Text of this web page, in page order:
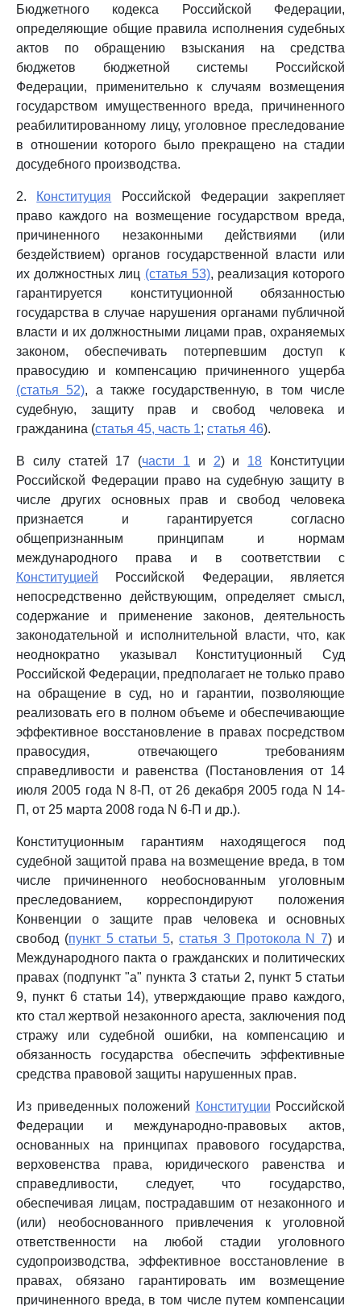
Бюджетного кодекса Российской Федерации,
определяющие общие правила исполнения судебных
актов по обращению взыскания на средства
бюджетов бюджетной системы Российской
Федерации, применительно к случаям возмещения
государством имущественного вреда, причиненного
реабилитированному лицу, уголовное преследование
в отношении которого было прекращено на стадии
досудебного производства.
2. Конституция Российской Федерации закрепляет
право каждого на возмещение государством вреда,
причиненного незаконными действиями (или
бездействием) органов государственной власти или
их должностных лиц (статья 53), реализация которого
гарантируется конституционной обязанностью
государства в случае нарушения органами публичной
власти и их должностными лицами прав, охраняемых
законом, обеспечивать потерпевшим доступ к
правосудию и компенсацию причиненного ущерба
(статья 52), а также государственную, в том числе
судебную, защиту прав и свобод человека и
гражданина (статья 45, часть 1; статья 46).
В силу статей 17 (части 1 и 2) и 18 Конституции
Российской Федерации право на судебную защиту в
числе других основных прав и свобод человека
признается и гарантируется согласно
общепризнанным принципам и нормам
международного права и в соответствии с
Конституцией Российской Федерации, является
непосредственно действующим, определяет смысл,
содержание и применение законов, деятельность
законодательной и исполнительной власти, что, как
неоднократно указывал Конституционный Суд
Российской Федерации, предполагает не только право
на обращение в суд, но и гарантии, позволяющие
реализовать его в полном объеме и обеспечивающие
эффективное восстановление в правах посредством
правосудия, отвечающего требованиям
справедливости и равенства (Постановления от 14
июля 2005 года N 8-П, от 26 декабря 2005 года N 14-
П, от 25 марта 2008 года N 6-П и др.).
Конституционным гарантиям находящегося под
судебной защитой права на возмещение вреда, в том
числе причиненного необоснованным уголовным
преследованием, корреспондируют положения
Конвенции о защите прав человека и основных
свобод (пункт 5 статьи 5,статья 3 Протокола N 7) и
Международного пакта о гражданских и политических
правах (подпункт "а" пункта 3 статьи 2, пункт 5 статьи
9, пункт 6 статьи 14), утверждающие право каждого,
кто стал жертвой незаконного ареста, заключения под
стражу или судебной ошибки, на компенсацию и
обязанность государства обеспечить эффективные
средства правовой защиты нарушенных прав.
Из приведенных положений Конституции Российской
Федерации и международно-правовых актов,
основанных на принципах правового государства,
верховенства права, юридического равенства и
справедливости, следует, что государство,
обеспечивая лицам, пострадавшим от незаконного и
(или) необоснованного привлечения к уголовной
ответственности на любой стадии уголовного
судопроизводства, эффективное восстановление в
правах, обязано гарантировать им возмещение
причиненного вреда, в том числе путем компенсации